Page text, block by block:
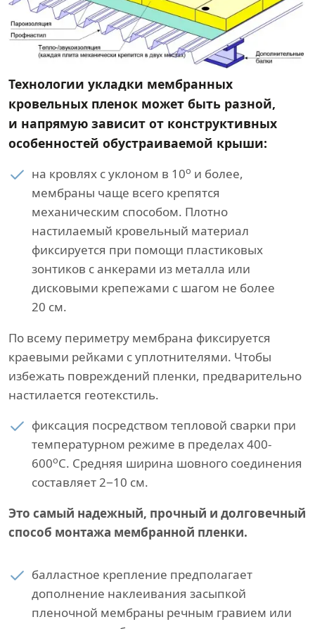
Технологии укладки мембранных
кровельных пленок может быть разной,
и напрямую зависит от конструктивных
особенностей обустраиваемой крыши:
на кровлях с уклоном в 10о и более,
мембраны чаще всего крепятся
механическим способом. Плотно
настилаемый кровельный материал
фиксируется при помощи пластиковых
зонтиков с анкерами из металла или
дисковыми крепежами с шагом не более
20 см.
По всему периметру мембрана фиксируется
краевыми рейками с уплотнителями. Чтобы
избежать повреждений пленки, предварительно
настилается геотекстиль.
фиксация посредством тепловой сварки при
температурном режиме в пределах 400-
600оС. Средняя ширина шовного соединения
составляет 2−10 см.
Это самый надежный, прочный и долговечный
способ монтажа мембранной пленки.
балластное крепление предполагает
дополнение наклеивания засыпкой
пленочной мембраны речным гравием или